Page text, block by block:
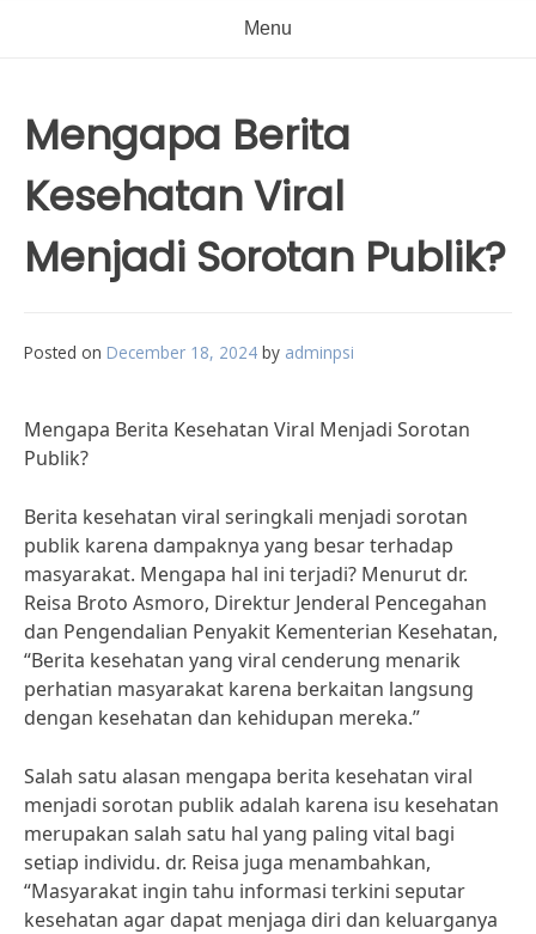
Menu
Mengapa Berita
Kesehatan Viral
Menjadi Sorotan Publik?
Posted on December 18, 2024 by adminpsi
Mengapa Berita Kesehatan Viral Menjadi Sorotan
Publik?
Berita kesehatan viral seringkali menjadi sorotan
publik karena dampaknya yang besar terhadap
masyarakat. Mengapa hal ini terjadi? Menurut dr.
Reisa Broto Asmoro, Direktur Jenderal Pencegahan
dan Pengendalian Penyakit Kementerian Kesehatan,
“Berita kesehatan yang viral cenderung menarik
perhatian masyarakat karena berkaitan langsung
dengan kesehatan dan kehidupan mereka.”
Salah satu alasan mengapa berita kesehatan viral
menjadi sorotan publik adalah karena isu kesehatan
merupakan salah satu hal yang paling vital bagi
setiap individu. dr. Reisa juga menambahkan,
“Masyarakat ingin tahu informasi terkini seputar
kesehatan agar dapat menjaga diri dan keluarganya